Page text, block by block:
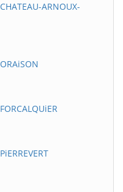
ARNOUX-